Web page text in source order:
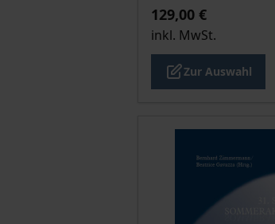
129,00 €
inkl. MwSt.
Zur Auswahl